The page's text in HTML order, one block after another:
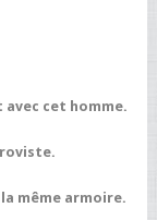
avec cet homme.
même armoire.